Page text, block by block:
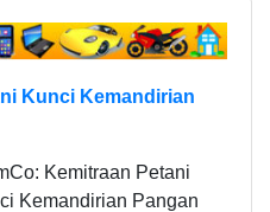
Kunci Kemandirian
Kemitraan Petani
Kemandirian Pangan